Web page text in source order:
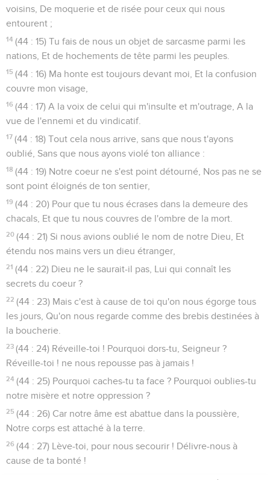
voisins, De moquerie et de risée pour ceux qui nous
entourent ;
14 (44 : 15) Tu fais de nous un objet de sarcasme parmi les
nations, Et de hochements de tête parmi les peuples.
15 (44 : 16) Ma honte est toujours devant moi, Et la confusion
couvre mon visage,
16 (44 : 17) A la voix de celui qui m'insulte et m'outrage, A la
vue de l'ennemi et du vindicatif.
17 (44 : 18) Tout cela nous arrive, sans que nous t'ayons
oublié, Sans que nous ayons violé ton alliance :
18 (44 : 19) Notre coeur ne s'est point détourné, Nos pas ne se
sont point éloignés de ton sentier,
19 (44 : 20) Pour que tu nous écrases dans la demeure des
chacals, Et que tu nous couvres de l'ombre de la mort.
20 (44 : 21) Si nous avions oublié le nom de notre Dieu, Et
étendu nos mains vers un dieu étranger,
21 (44 : 22) Dieu ne le saurait-il pas, Lui qui connaît les
secrets du coeur ?
22 (44 : 23) Mais c'est à cause de toi qu'on nous égorge tous
les jours, Qu'on nous regarde comme des brebis destinées à
la boucherie.
23 (44 : 24) Réveille-toi ! Pourquoi dors-tu, Seigneur ?
Réveille-toi ! ne nous repousse pas à jamais !
24 (44 : 25) Pourquoi caches-tu ta face ? Pourquoi oublies-tu
notre misère et notre oppression ?
25 (44 : 26) Car notre âme est abattue dans la poussière,
Notre corps est attaché à la terre.
26 (44 : 27) Lève-toi, pour nous secourir ! Délivre-nous à
cause de ta bonté !